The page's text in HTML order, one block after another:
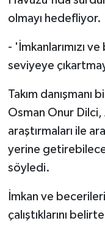
olmayı hedefliyor.
- 'İmkanlarımızı
seviyeye
Takım
Osman Onur Dilci,
araştırmaları ile
yerine
söyledi.
İmkan ve
çalıştıklarını